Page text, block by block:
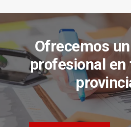
Ofrecemos
profesional en